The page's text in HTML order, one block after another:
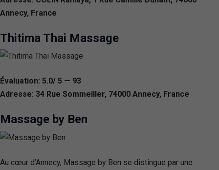
Annecy, France
Thitima Thai Massage
Évaluation: 5.0/ 5 — 93
Adresse: 34 Rue Sommeiller, 74000 Annecy, France
Massage by Ben
Au cœur d’Annecy, Massage by Ben se distingue par une